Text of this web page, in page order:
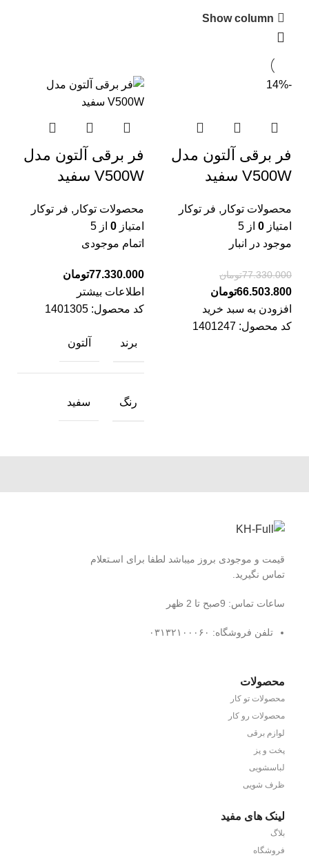
Show column
-14%
فر برقی آلتون مدل
V500W سفید
محصولات توکار , فر توکار
امتیاز 0 از 5
موجود در انبار
77.330.000تومان
66.503.800تومان
افزودن به سبد خرید
کد محصول: 1401247
فر برقی آلتون مدل
V500W سفید
محصولات توکار , فر توکار
امتیاز 0 از 5
اتمام موجودی
77.330.000تومان
اطلاعات بیشتر
کد محصول: 1401305
برند آلتون
رنگ سفید
قیمت و موجودی بروز میباشد لطفا برای اسـتعلام
تماس نگیرید.
ساعات تماس: 9صبح تا 2 ظهر
تلفن فروشگاه: ۰۳۱۳۲۱۰۰۰۶۰
محصولات
محصولات تو کار
محصولات رو کار
لوازم برقی
پخت و پز
لباسشویی
ظرف شویی
لینک های مفید
بلاگ
فروشگاه